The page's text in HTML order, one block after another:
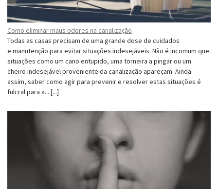
Como eliminar maus odores na canalização
Todas as casas precisam de uma grande dose de cuidados
e manutenção para evitar situações indesejáveis. Não é incomum que
situações como um cano entupido, uma torneira a pingar ou um
cheiro indesejável proveniente da canalização apareçam. Ainda
assim, saber como agir para prevenir e resolver estas situações é
fulcral para a... [...]